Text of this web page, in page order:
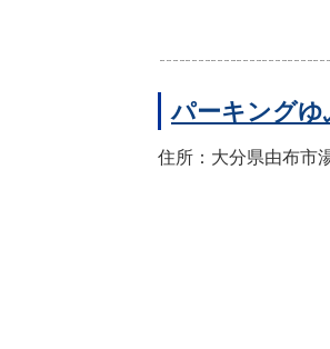
パーキングゆ
住所：大分県由布市